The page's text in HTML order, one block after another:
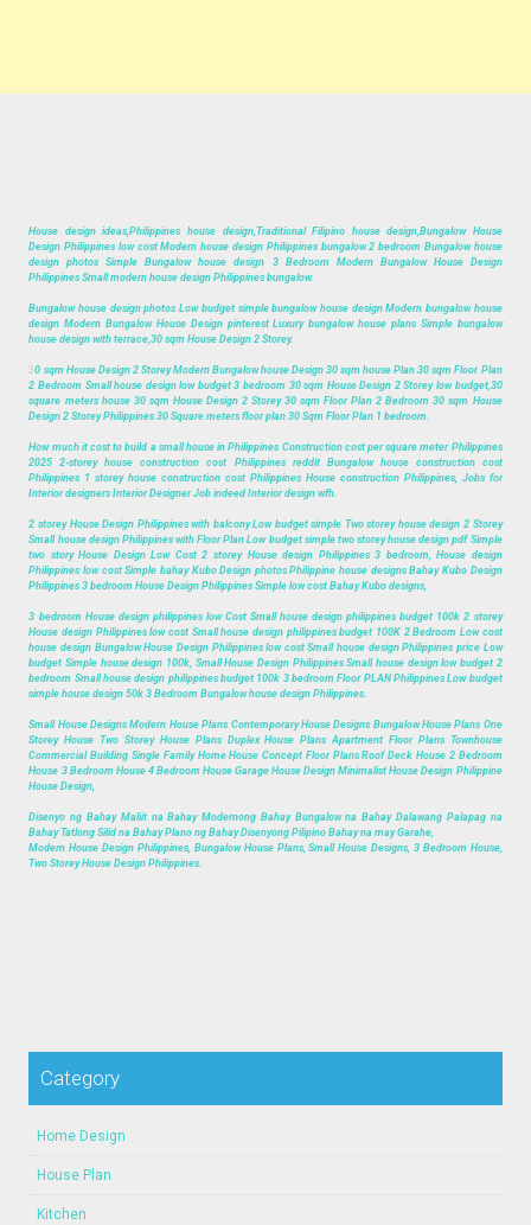
House design ideas,Philippines house design,Traditional Filipino house design,Bungalow House
Design Philippines low cost Modern house design Philippines bungalow 2 bedroom Bungalow house
design photos Simple Bungalow house design 3 Bedroom Modern Bungalow House Design
Philippines Small modern house design Philippines bungalow.
Bungalow house design photos Low budget simple bungalow house design Modern bungalow house
design Modern Bungalow House Design pinterest Luxury bungalow house plans Simple bungalow
house design with terrace,30 sqm House Design 2 Storey.
30 sqm House Design 2 Storey Modern Bungalow house Design 30 sqm house Plan 30 sqm Floor Plan
2 Bedroom Small house design low budget 3 bedroom 30 sqm House Design 2 Storey low budget,30
square meters house 30 sqm House Design 2 Storey 30 sqm Floor Plan 2 Bedroom 30 sqm House
Design 2 Storey Philippines 30 Square meters floor plan 30 Sqm Floor Plan 1 bedroom.
How much it cost to build a small house in Philippines Construction cost per square meter Philippines
2025 2-storey house construction cost Philippines reddit Bungalow house construction cost
Philippines 1 storey house construction cost Philippines House construction Philippines, Jobs for
Interior designers Interior Designer Job indeed Interior design wfh.
2 storey House Design Philippines with balcony Low budget simple Two storey house design 2 Storey
Small house design Philippines with Floor Plan Low budget simple two storey house design pdf Simple
two story House Design Low Cost 2 storey House design Philippines 3 bedroom, House design
Philippines low cost Simple bahay Kubo Design photos Philippine house designs Bahay Kubo Design
Philippines 3 bedroom House Design Philippines Simple low cost Bahay Kubo designs,
3 bedroom House design philippines low Cost Small house design philippines budget 100k 2 storey
House design Philippines low cost Small house design philippines budget 100K 2 Bedroom Low cost
house design Bungalow House Design Philippines low cost Small house design Philippines price Low
budget Simple house design 100k, Small House Design Philippines Small house design low budget 2
bedroom Small house design philippines budget 100k 3 bedroom Floor PLAN Philippines Low budget
simple house design 50k 3 Bedroom Bungalow house design Philippines.
Small House Designs Modern House Plans Contemporary House Designs Bungalow House Plans One
Storey House Two Storey House Plans Duplex House Plans Apartment Floor Plans Townhouse
Commercial Building Single Family Home House Concept Floor Plans Roof Deck House 2 Bedroom
House 3 Bedroom House 4 Bedroom House Garage House Design Minimalist House Design Philippine
House Design,
Disenyo ng Bahay Maliit na Bahay Modernong Bahay Bungalow na Bahay Dalawang Palapag na
Bahay Tatlong Silid na Bahay Plano ng Bahay Disenyong Pilipino Bahay na may Garahe,
Modern House Design Philippines, Bungalow House Plans, Small House Designs, 3 Bedroom House,
Two Storey House Design Philippines.
Category
Home Design
House Plan
Kitchen